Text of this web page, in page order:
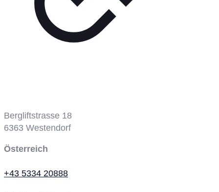
Bergliftstrasse 18
6363 Westendorf
Österreich
+43 5334 20888